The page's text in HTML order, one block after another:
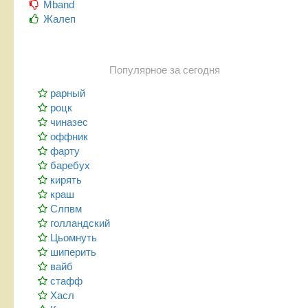
Mband
Жалеп
Популярное за сегодня
рарный
роцк
чиназес
оффник
фарту
баребух
кирять
краш
Слпвм
голландский
Цьомнуть
шиперить
вайб
стафф
Хасл